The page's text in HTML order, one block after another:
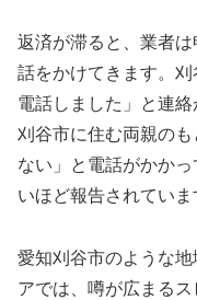
返済が滞ると、業者
話をかけてきます。
電話しました」と連絡
刈谷市に住む両親の
ない」と電話がかか
いほど報告されていま
愛知刈谷市のような
アでは、噂が広まる